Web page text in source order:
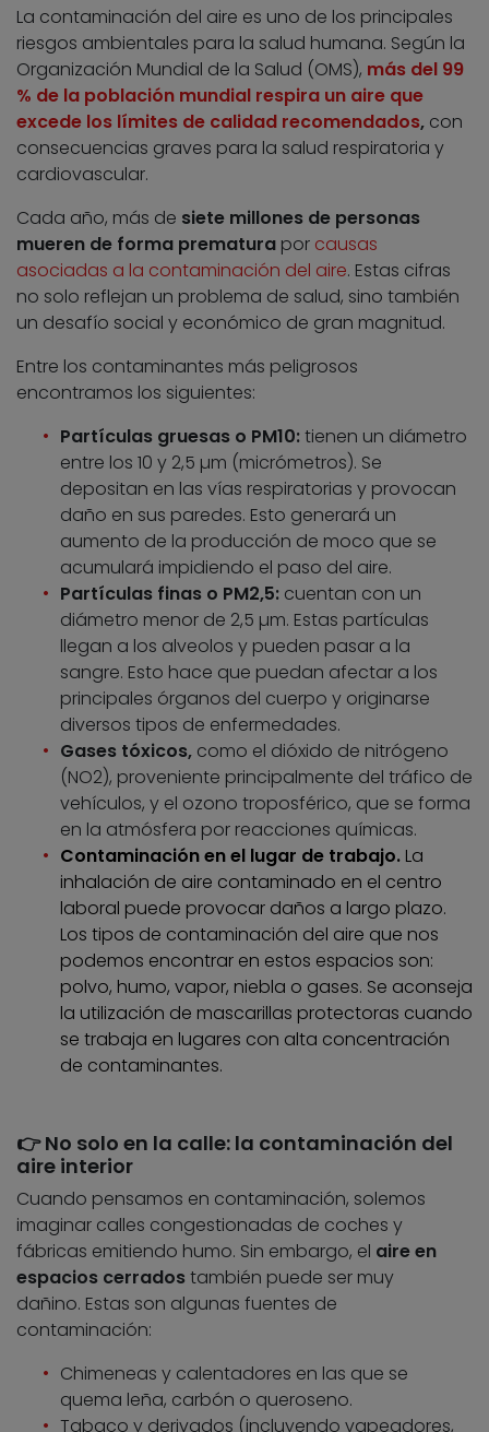
La contaminación del aire es uno de los principales
riesgos ambientales para la salud humana. Según la
Organización Mundial de la Salud (OMS), más del 99
% de la población mundial respira un aire que
excede los límites de calidad recomendados, con
consecuencias graves para la salud respiratoria y
cardiovascular.
Cada año, más de siete millones de personas
mueren de forma prematura por causas
asociadas a la contaminación del aire. Estas cifras
no solo reflejan un problema de salud, sino también
un desafío social y económico de gran magnitud.
Entre los contaminantes más peligrosos
encontramos los siguientes:
Partículas gruesas o PM10:tienen un diámetro
entre los 10 y 2,5 µm (micrómetros). Se
depositan en las vías respiratorias y provocan
daño en sus paredes. Esto generará un
aumento de la producción de moco que se
acumulará impidiendo el paso del aire.
Partículas finas o PM2,5: cuentan con un
diámetro menor de 2,5 µm. Estas partículas
llegan a los alveolos y pueden pasar a la
sangre. Esto hace que puedan afectar a los
principales órganos del cuerpo y originarse
diversos tipos de enfermedades.
Gases tóxicos, como el dióxido de nitrógeno
(NO2), proveniente principalmente del tráfico de
vehículos, y el ozono troposférico, que se forma
en la atmósfera por reacciones químicas.
Contaminación en el lugar de trabajo. La
inhalación de aire contaminado en el centro
laboral puede provocar daños a largo plazo.
Los tipos de contaminación del aire que nos
podemos encontrar en estos espacios son:
polvo, humo, vapor, niebla o gases. Se aconseja
la utilización de mascarillas protectoras cuando
se trabaja en lugares con alta concentración
de contaminantes.
👉​ No solo en la calle: la contaminación del
aire interior
Cuando pensamos en contaminación, solemos
imaginar calles congestionadas de coches y
fábricas emitiendo humo. Sin embargo, el aire en
espacios cerradostambién puede ser muy
dañino. Estas son algunas fuentes de
contaminación:
Chimeneas y calentadores en las que se
quema leña, carbón o queroseno.
Tabaco y derivados (incluyendo vapeadores,